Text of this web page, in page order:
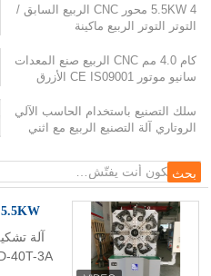
3 محاور تحكم CNC الربيع آلة تشكيل الأسلاك الربيع بندر آلة
5.5KW 4 محور CNC الربيع السابق /
التوتر التوتر الربيع ماكينة
كام 4.0 مم CNC الربيع صنع المعدات
سانيو موتور CE IS09001 الأزرق
سلك التصنيع باستخدام الحاسب الآلي
الروتاري آلة التصنيع الربيع مع اثني
5.5KW التصنيع باستخدام الحاسب الآلي الربيع تشكيل آلة مع آلة اختياري اليد و 200KG ديسوالر